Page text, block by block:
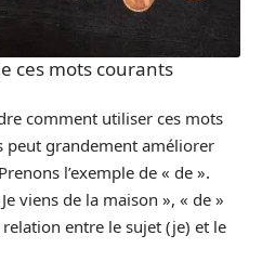
ces mots courants
comment utiliser ces mots
peut grandement améliorer
l’exemple de « de ».
viens de la maison », « de »
entre le sujet (je) et le